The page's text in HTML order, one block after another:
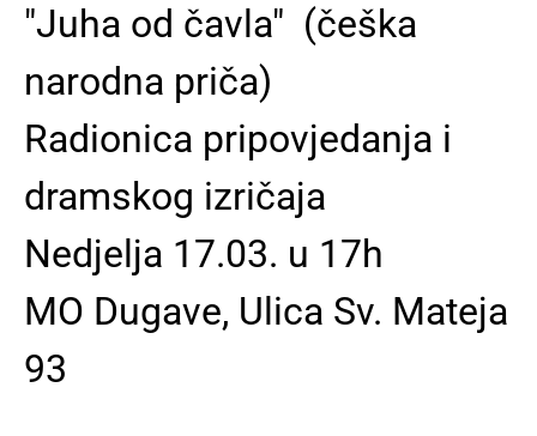
"Juha od čavla" (češka
narodna priča)
Radionica pripovjedanja i
dramskog izričaja
Nedjelja 17.03. u 17h
MO Dugave, Ulica Sv. Mateja
93